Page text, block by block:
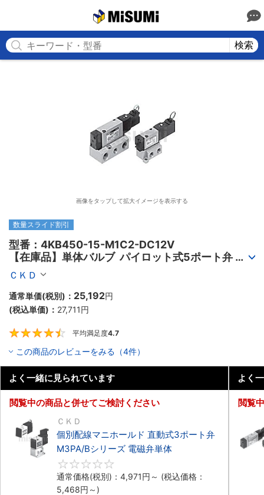
検索
画像をタップして拡大イメージを表示する
数量スライド割引
型番：4KB450-15-M1C2-DC12V
【在庫品】単体バルブ  パイロット式5ポート弁
4KB1～4シリーズ
ＣＫＤ
通常単価(税別)： 25,192円
(税込単価)： 27,711円
平均満足度4.7
この商品のレビューをみる（4件）
よく一緒に見られています
閲覧中の商品と併せてご検討ください
ＣＫＤ
個別配線マニホールド 直動式3ポート弁
M3PA/Bシリーズ 電磁弁単体
通常価格(税別)： 4,971円 ～ (税込価格：
5,468円 ～)
よく
閲覧